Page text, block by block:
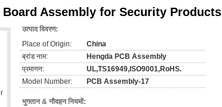
आर्द्रता परीक्षणAssembly for Security Products
उत्पाद विवरण:
Place of Origin:
China
ब्रांड नाम:
Hengda PCB Assembly
प्रमाणन:
UL,TS16949,ISO9001,RoHS.
Model Number:
PCB Assembly-17
भुगतान & नौवहन नियमों: